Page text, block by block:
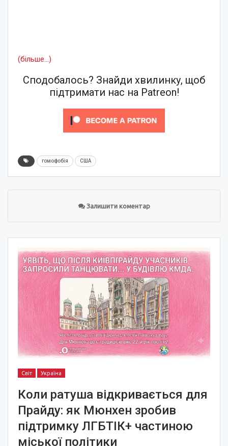
(більше…)
Сподобалось? Знайди хвилинку, щоб
підтримати нас на Patreon!
гомофобія США
Залишити коментар
Світ Україна
Коли ратуша відкривається для
Прайду: як Мюнхен зробив
підтримку ЛГБТІК+ частиною
міської політики